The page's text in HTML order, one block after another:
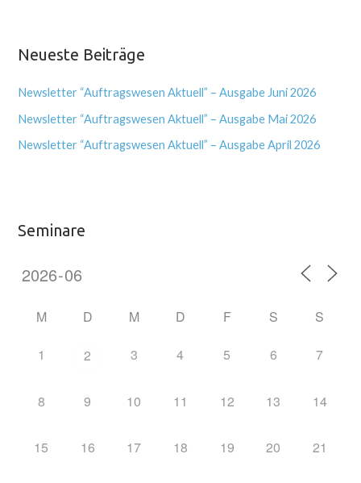
Neueste Beiträge
Newsletter “Auftragswesen Aktuell” – Ausgabe Juni 2026
Newsletter “Auftragswesen Aktuell” – Ausgabe Mai 2026
Newsletter “Auftragswesen Aktuell” – Ausgabe April 2026
Seminare
M D M D F S S
1 2 3 4 5 6 7
8 9 10 11 12 13 14
15 16 17 18 19 20 21